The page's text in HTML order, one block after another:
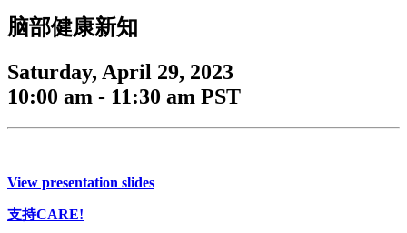
脑部健康新知
Saturday, April 29, 2023
10:00 am - 11:30 am PST
View presentation slides
支持CARE!